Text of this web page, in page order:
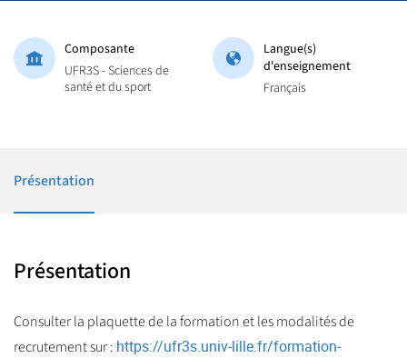
Composante
UFR3S - Sciences de
santé et du sport
Langue(s)
d'enseignement
Français
Présentation
Présentation
Consulter la plaquette de la formation et les modalités de
recrutement sur : https://ufr3s.univ-lille.fr/formation-